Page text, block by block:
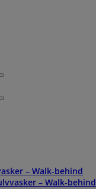
– Walk-behind
– Walk-behind